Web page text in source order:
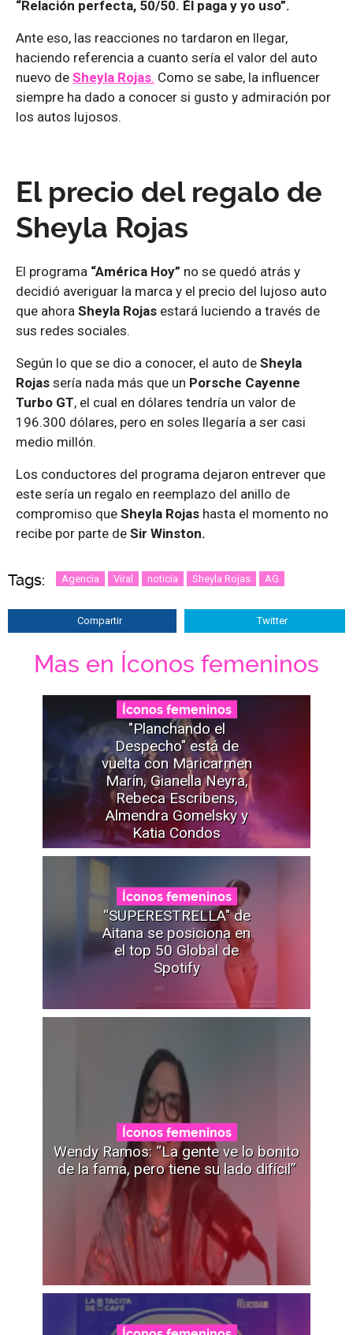
“Relación perfecta, 50/50. Él paga y yo uso”.
Ante eso, las reacciones no tardaron en llegar,
haciendo referencia a cuanto sería el valor del auto
nuevo de Sheyla Rojas. Como se sabe, la influencer
siempre ha dado a conocer si gusto y admiración por
los autos lujosos.
El precio del regalo de
Sheyla Rojas
El programa “América Hoy” no se quedó atrás y
decidió averiguar la marca y el precio del lujoso auto
que ahora Sheyla Rojas estará luciendo a través de
sus redes sociales.
Según lo que se dio a conocer, el auto de Sheyla
Rojas sería nada más que un Porsche Cayenne
Turbo GT, el cual en dólares tendría un valor de
196.300 dólares, pero en soles llegaría a ser casi
medio millón.
Los conductores del programa dejaron entrever que
este sería un regalo en reemplazo del anillo de
compromiso que Sheyla Rojas hasta el momento no
recibe por parte de Sir Winston.
Tags: Agencia Viral noticia Sheyla Rojas AG
Compartir Twitter
Mas en Íconos femeninos
Íconos femeninos
"Planchando el
Despecho" está de
vuelta con Maricarmen
Marín, Gianella Neyra,
Rebeca Escribens,
Almendra Gomelsky y
Katia Condos
Íconos femeninos
“SUPERESTRELLA" de
Aitana se posiciona en
el top 50 Global de
Spotify
Íconos femeninos
Wendy Ramos: “La gente ve lo bonito
de la fama, pero tiene su lado difícil”